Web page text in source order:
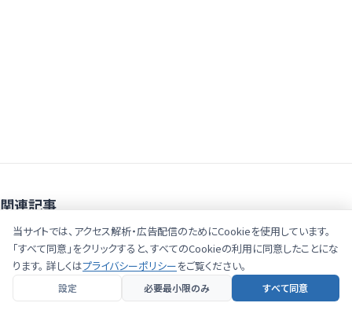
関連記事
私たちがプレミアムテンプレートを作った理由｜Premium
Document Templates の設計思想
2026.07.20
当サイトでは、アクセス解析・広告配信のためにCookieを使用しています。
「すべて同意」をクリックすると、すべてのCookieの利用に同意したことにな
ります。 詳しくはプライバシーポリシーをご覧ください。
設定 必要最小限のみ すべて同意